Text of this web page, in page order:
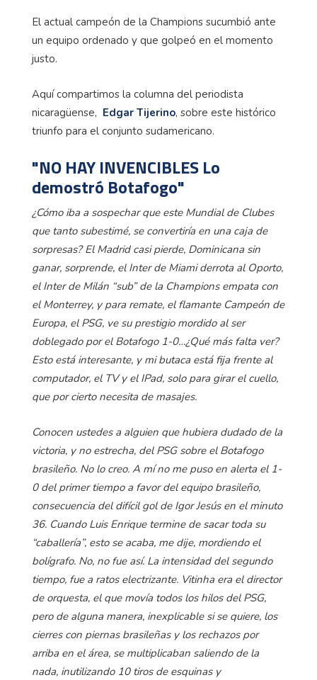
El actual campeón de la Champions sucumbió ante
un equipo ordenado y que golpeó en el momento
justo.
Aquí compartimos la columna del periodista
nicaragüense, Edgar Tijerino, sobre este histórico
triunfo para el conjunto sudamericano.
"NO HAY INVENCIBLES Lo
demostró Botafogo"
¿Cómo iba a sospechar que este Mundial de Clubes
que tanto subestimé, se convertiría en una caja de
sorpresas? El Madrid casi pierde, Dominicana sin
ganar, sorprende, el Inter de Miami derrota al Oporto,
el Inter de Milán “sub” de la Champions empata con
el Monterrey, y para remate, el flamante Campeón de
Europa, el PSG, ve su prestigio mordido al ser
doblegado por el Botafogo 1-0…¿Qué más falta ver?
Esto está interesante, y mi butaca está fija frente al
computador, el TV y el IPad, solo para girar el cuello,
que por cierto necesita de masajes.
Conocen ustedes a alguien que hubiera dudado de la
victoria, y no estrecha, del PSG sobre el Botafogo
brasileño. No lo creo. A mí no me puso en alerta el 1-
0 del primer tiempo a favor del equipo brasileño,
consecuencia del difícil gol de Igor Jesús en el minuto
36. Cuando Luis Enrique termine de sacar toda su
“caballería”, esto se acaba, me dije, mordiendo el
bolígrafo. No, no fue así. La intensidad del segundo
tiempo, fue a ratos electrizante. Vitinha era el director
de orquesta, el que movía todos los hilos del PSG,
pero de alguna manera, inexplicable si se quiere, los
cierres con piernas brasileñas y los rechazos por
arriba en el área, se multiplicaban saliendo de la
nada, inutilizando 10 tiros de esquinas y